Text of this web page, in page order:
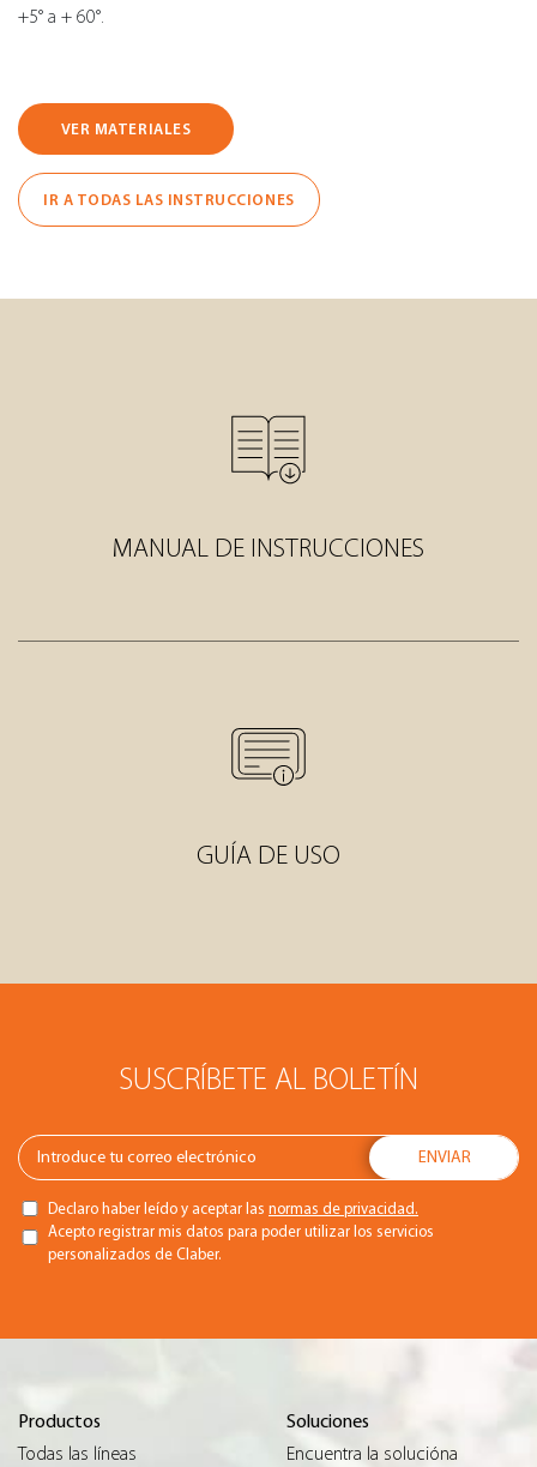
+5° a + 60°.
VER MATERIALES
IR A TODAS LAS INSTRUCCIONES
MANUAL DE INSTRUCCIONES
GUÍA DE USO
SUSCRÍBETE AL BOLETÍN
Declaro haber leído y aceptar las normas de privacidad.
Acepto registrar mis datos para poder utilizar los servicios
personalizados de Claber.
Productos
Todas las líneas
Soluciones
Encuentra la solucióna